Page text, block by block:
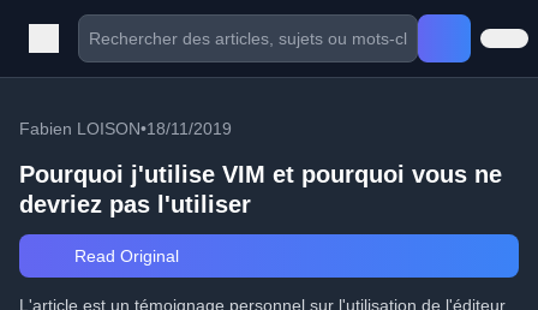
Fabien LOISON•18/11/2019
Pourquoi j'utilise VIM et pourquoi vous ne
devriez pas l'utiliser
Read Original
L'article est un témoignage personnel sur l'utilisation de l'éditeur